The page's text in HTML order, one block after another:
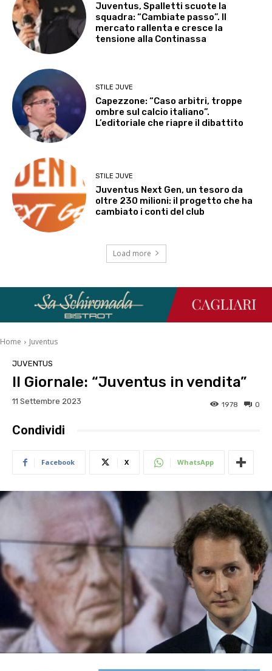
Juventus, Spalletti scuote la
squadra: “Cambiate passo”. Il
mercato rallenta e cresce la
tensione alla Continassa
STILE JUVE
Capezzone: “Caso arbitri, troppe
ombre sul calcio italiano”.
L’editoriale che riapre il dibattito
STILE JUVE
Juventus Next Gen, un tesoro da
oltre 230 milioni: il progetto che ha
cambiato i conti del club
Load more